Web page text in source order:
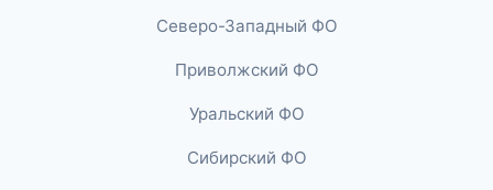
Северо-Западный ФО
Приволжский ФО
Уральский ФО
Сибирский ФО